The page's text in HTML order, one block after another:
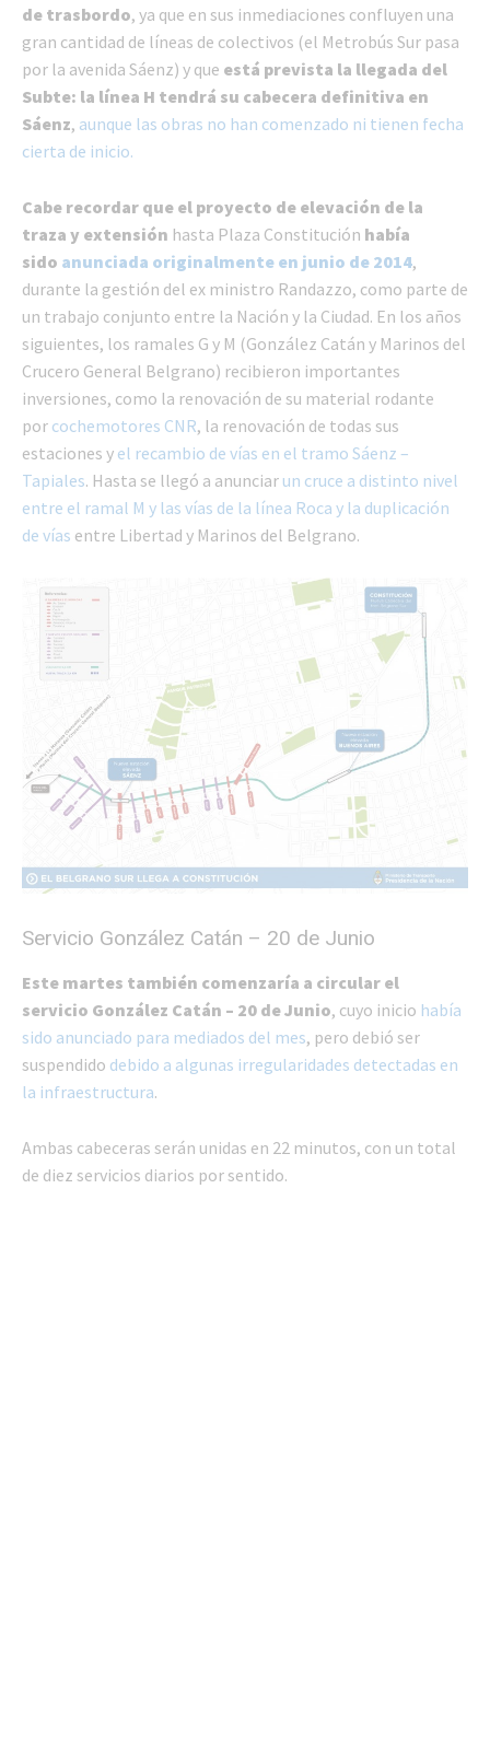
de trasbordo, ya que en sus inmediaciones confluyen una
gran cantidad de líneas de colectivos (el Metrobús Sur pasa
por la avenida Sáenz) y que está prevista la llegada del
Subte: la línea H tendrá su cabecera definitiva en
Sáenz, aunque las obras no han comenzado ni tienen fecha
cierta de inicio.
Cabe recordar que el proyecto de elevación de la
traza y extensión hasta Plaza Constitución había
sido anunciada originalmente en junio de 2014,
durante la gestión del ex ministro Randazzo, como parte de
un trabajo conjunto entre la Nación y la Ciudad. En los años
siguientes, los ramales G y M (González Catán y Marinos del
Crucero General Belgrano) recibieron importantes
inversiones, como la renovación de su material rodante
por cochemotores CNR, la renovación de todas sus
estaciones y el recambio de vías en el tramo Sáenz –
Tapiales. Hasta se llegó a anunciar un cruce a distinto nivel
entre el ramal M y las vías de la línea Roca y la duplicación
de vías entre Libertad y Marinos del Belgrano.
Servicio González Catán – 20 de Junio
Este martes también comenzaría a circular el
servicio González Catán – 20 de Junio, cuyo inicio había
sido anunciado para mediados del mes, pero debió ser
suspendido debido a algunas irregularidades detectadas en
la infraestructura.
Ambas cabeceras serán unidas en 22 minutos, con un total
de diez servicios diarios por sentido.